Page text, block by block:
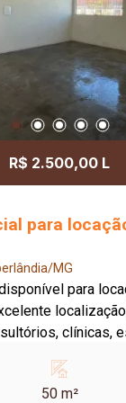
internet disponível.
a possibilidade
conforme a
contato para
uma visita.
R$ 2.500,00 L
para
MG
para
clínicas,
50 m², forro em
e acesso
50 m²